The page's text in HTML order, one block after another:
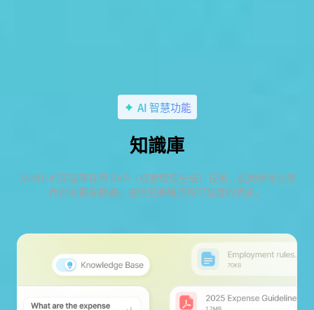
AI 智慧功能
知識庫
JANDI 的知識庫採用 RAG（檢索增強生成）技術，能夠參考企業
內部的獨有數據，提供更準確且高可信度的資訊。